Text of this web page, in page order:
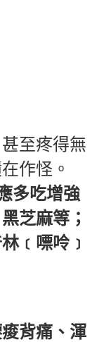
至疼得無
作怪。
多吃增強
芝麻等；
﹝嘌呤﹞
背痛、渾